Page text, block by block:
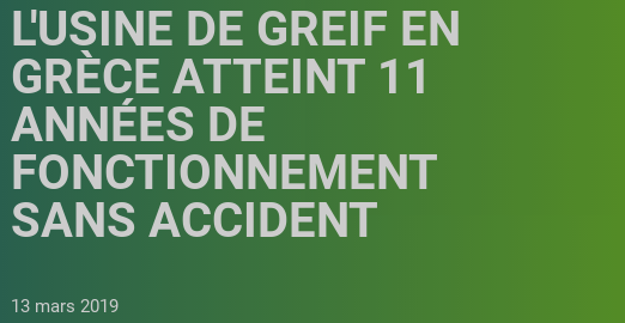
L'USINE DE GREIF EN
GRÈCE ATTEINT 11
ANNÉES DE
FONCTIONNEMENT
SANS ACCIDENT
13 mars 2019